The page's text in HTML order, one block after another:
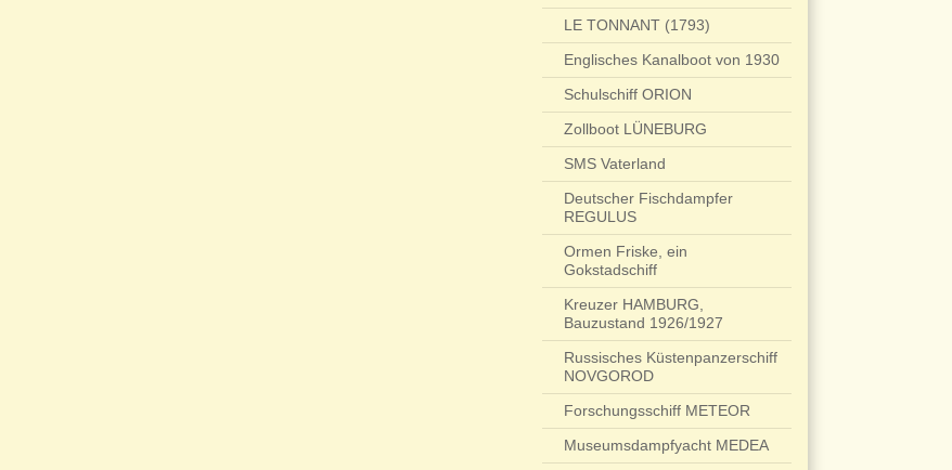
LE TONNANT (1793)
Englisches Kanalboot von 1930
Schulschiff ORION
Zollboot LÜNEBURG
SMS Vaterland
Deutscher Fischdampfer
REGULUS
Ormen Friske, ein
Gokstadschiff
Kreuzer HAMBURG,
Bauzustand 1926/1927
Russisches Küstenpanzerschiff
NOVGOROD
Forschungsschiff METEOR
Museumsdampfyacht MEDEA